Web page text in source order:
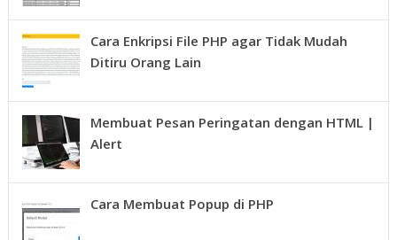
Cara Enkripsi File PHP agar Tidak Mudah
Ditiru Orang Lain
Membuat Pesan Peringatan dengan HTML |
Alert
Cara Membuat Popup di PHP